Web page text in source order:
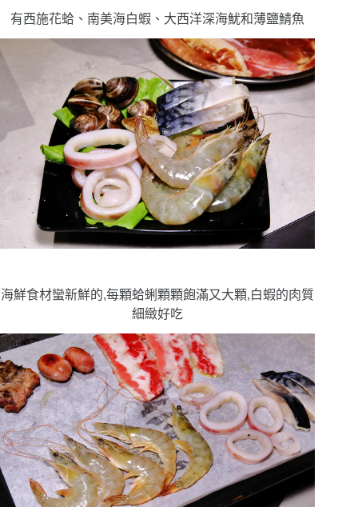
有西施花蛤、南美海白蝦、大西洋深海魷和薄鹽鯖魚
海鮮食材蠻新鮮的,每顆蛤蜊顆顆飽滿又大顆,白蝦的肉質
細緻好吃